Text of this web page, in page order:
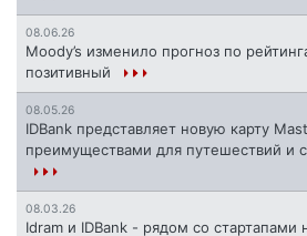
08.06.26
Moody’s изменило прогноз по
позитивный
08.05.26
IDBank представляет новую карту
преимуществами для путешествий и
08.03.26
Idram и IDBank - рядом со стартапами